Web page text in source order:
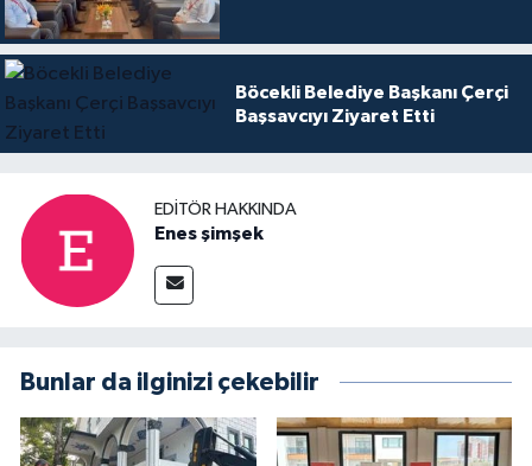
Böcekli Belediye Başkanı Çerçi
Başsavcıyı Ziyaret Etti
EDITÖR HAKKINDA
Enes şimşek
Bunlar da ilginizi çekebilir